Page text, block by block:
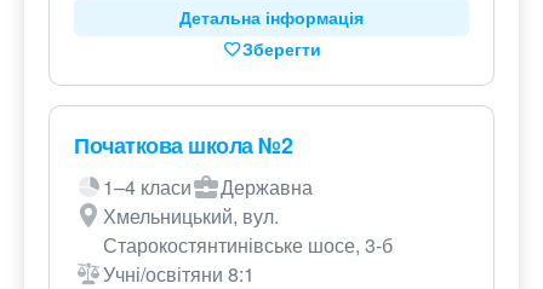
Детальна інформація
Зберегти
Початкова школа №2
1–4 класи
Державна
Хмельницький, вул.
Старокостянтинівське шосе, 3-б
Учні/освітяни 8:1